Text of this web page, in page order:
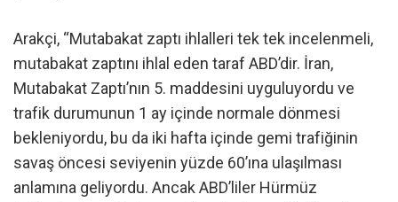
Arakçi, “Mutabakat zaptı ihlalleri tek tek incelenmeli,
mutabakat zaptını ihlal eden taraf ABD’dir. İran,
Mutabakat Zaptı’nın 5. maddesini uyguluyordu ve
trafik durumunun 1 ay içinde normale dönmesi
bekleniyordu, bu da iki hafta içinde gemi trafiğinin
savaş öncesi seviyenin yüzde 60’ına ulaşılması
anlamına geliyordu. Ancak ABD’liler Hürmüz